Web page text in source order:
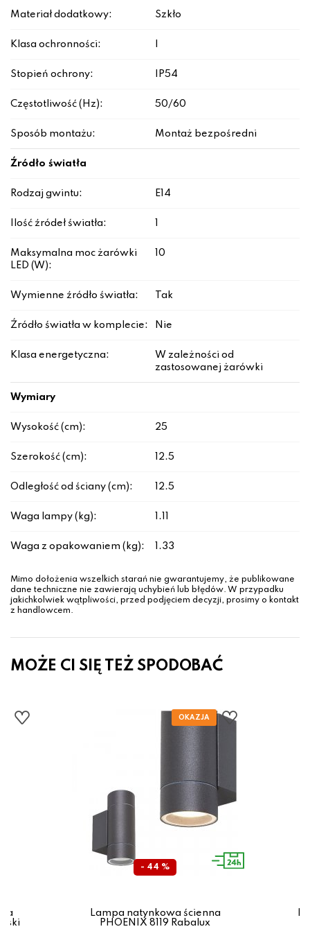
Materiał dodatkowy: Szkło
Klasa ochronności:
Stopień ochrony: IP54
Częstotliwość (Hz): 50/60
Sposób montażu: Montaż bezpośredni
Źródło światła
Rodzaj gwintu: E14
Ilość źródeł światła:
Maksymalna moc żarówki
LED (W):
10
Wymienne źródło światła: Tak
Źródło światła w komplecie: Nie
Klasa energetyczna:
W zależności od
zastosowanej żarówki
Wymiary
Wysokość (cm): 25
Szerokość (cm): 12.5
Odległość od ściany (cm): 12.5
Waga lampy (kg): 1.11
Waga z opakowaniem (kg): 1.33
Mimo dołożenia wszelkich starań nie gwarantujemy, że publikowane
dane techniczne nie zawierają uchybień lub błędów. W przypadku
jakichkolwiek wątpliwości, przed podjęciem decyzji, prosimy o kontakt
z handlowcem.
MOŻE CI SIĘ TEŻ SPODOBAĆ
- 44 %
Lampa natynkowa ścienna
PHOENIX 8119 Rabalux